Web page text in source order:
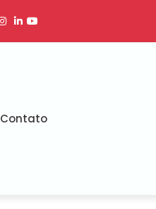
Contato